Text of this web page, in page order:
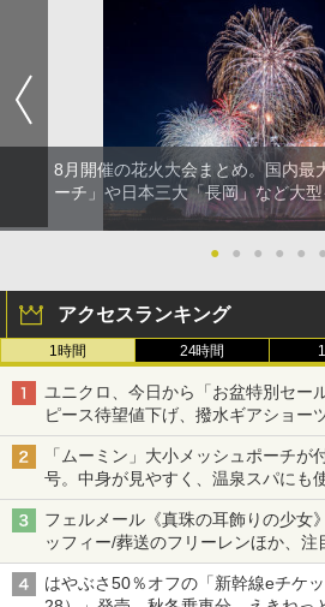
8月開催の花火大会まとめ。国内最
ーチ」や日本三大「長岡」など大型
● ● ● ● ● ●
アクセスランキング
1時間 24時間
ユニクロ、今日から「お盆特別セー
ピース待望値下げ、撥水ギアショー
「ムーミン」大小メッシュポーチが
号。中身が見やすく、温泉スパにも
フェルメール《真珠の耳飾りの少女
ッフィー/葬送のフリーレンほか、注
はやぶさ50％オフの「新幹線eチケ